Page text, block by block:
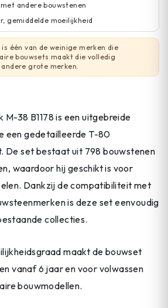
andere bouwstenen
gemiddelde moeilijkheid
is één van de weinige merken die
bouwsets maakt die volledig
grote merken.
M-38 B1178 is een uitgebreide
een gedetailleerde T-80
De set bestaat uit 798 bouwstenen
waardoor hij geschikt is voor
Dankzij de compatibiliteit met
is deze set eenvoudig
collecties.
maakt de bouwset
vanaf 6 jaar en voor volwassen
bouwmodellen.